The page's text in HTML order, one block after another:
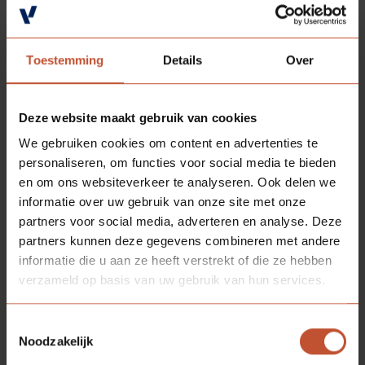
Toestemming Details Over
Deze website maakt gebruik van cookies
We gebruiken cookies om content en advertenties te
personaliseren, om functies voor social media te bieden
en om ons websiteverkeer te analyseren. Ook delen we
informatie over uw gebruik van onze site met onze
partners voor social media, adverteren en analyse. Deze
partners kunnen deze gegevens combineren met andere
informatie die u aan ze heeft verstrekt of die ze hebben
verzameld op basis van uw gebruik van hun services.
Noodzakelijk